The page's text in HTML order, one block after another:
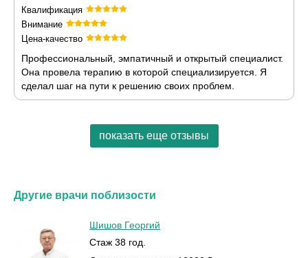
Квалификация
Внимание
Цена-качество
Профессиональный, эмпатичный и открытый специалист.
Она провела терапию в которой специализируется. Я
сделал шаг на пути к решению своих проблем.
показать еще отзывы
Другие врачи поблизости
Шишов Георгий
Стаж 38 год.